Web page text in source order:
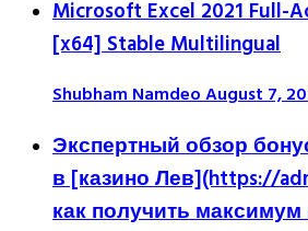
Microsoft Excel 2021 Full-
[x64] Stable Multilingual
Shubham NamdeoAugust 7,
Экспертный обзор
в [казино Лев](https://
как получить